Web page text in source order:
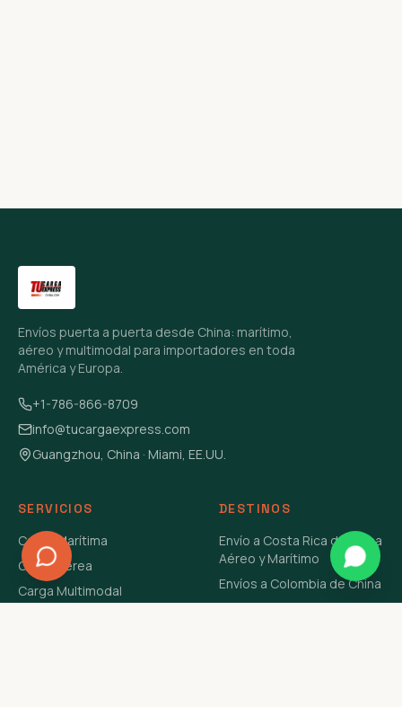
Envíos puerta a puerta desde China: marítimo,
aéreo y multimodal para importadores en toda
América y Europa.
+1-786-866-8709
info@tucargaexpress.com
Guangzhou, China · Miami, EE.UU.
SERVICIOS
Carga Marítima
Carga Aérea
Carga Multimodal
DESTINOS
Envío a Costa Rica de China
Aéreo y Marítimo
Envíos a Colombia de China